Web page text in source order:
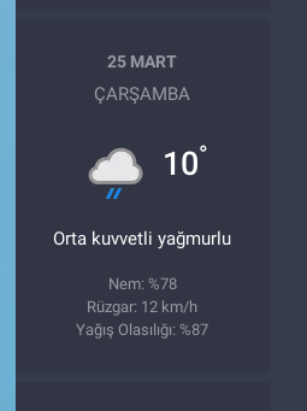
25 MART
ÇARŞAMBA
10°
Orta kuvvetli yağmurlu
Nem: %78
Rüzgar: 12 km/h
Yağış Olasılığı: %87